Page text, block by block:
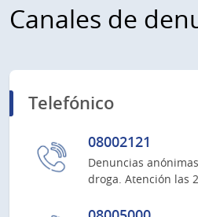
Canales de
Telefónico
08002121
Denuncias
droga. Atención las